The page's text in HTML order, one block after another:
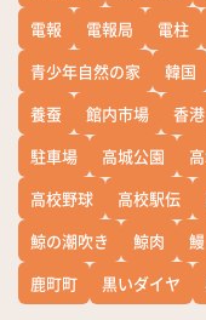
電報
電報局 電柱
青少年自然の家
韓国
養蚕
館内市場 香港
駐車場
高城公園
高校野球
高校駅伝
鯨の潮吹き
鯨肉 鰻
鹿町町
黒いダイヤ